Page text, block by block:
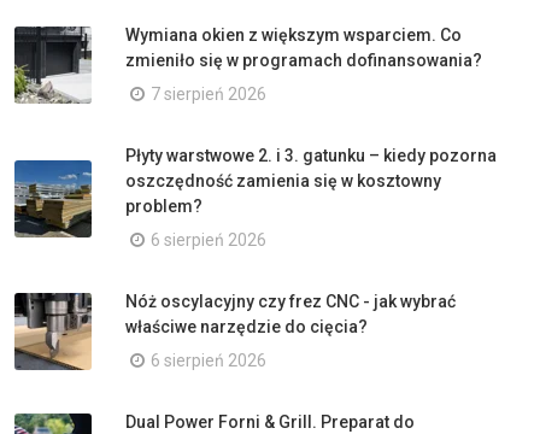
Wymiana okien z większym wsparciem. Co
zmieniło się w programach dofinansowania?
7 sierpień 2026
Płyty warstwowe 2. i 3. gatunku – kiedy pozorna
oszczędność zamienia się w kosztowny
problem?
6 sierpień 2026
Nóż oscylacyjny czy frez CNC - jak wybrać
właściwe narzędzie do cięcia?
6 sierpień 2026
Dual Power Forni & Grill. Preparat do